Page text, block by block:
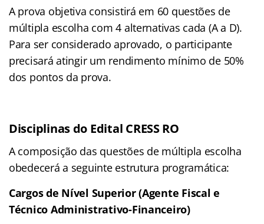
A prova objetiva consistirá em 60 questões de
múltipla escolha com 4 alternativas cada (A a D).
Para ser considerado aprovado, o participante
precisará atingir um rendimento mínimo de 50%
dos pontos da prova.
Disciplinas do Edital CRESS RO
A composição das questões de múltipla escolha
obedecerá a seguinte estrutura programática:
Cargos de Nível Superior (Agente Fiscal e
Técnico Administrativo-Financeiro)